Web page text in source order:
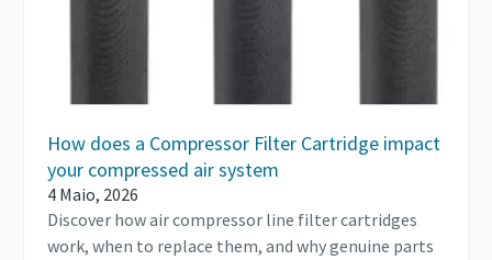
How does a Compressor Filter Cartridge impact
your compressed air system
4 Maio, 2026
Discover how air compressor line filter cartridges
work, when to replace them, and why genuine parts